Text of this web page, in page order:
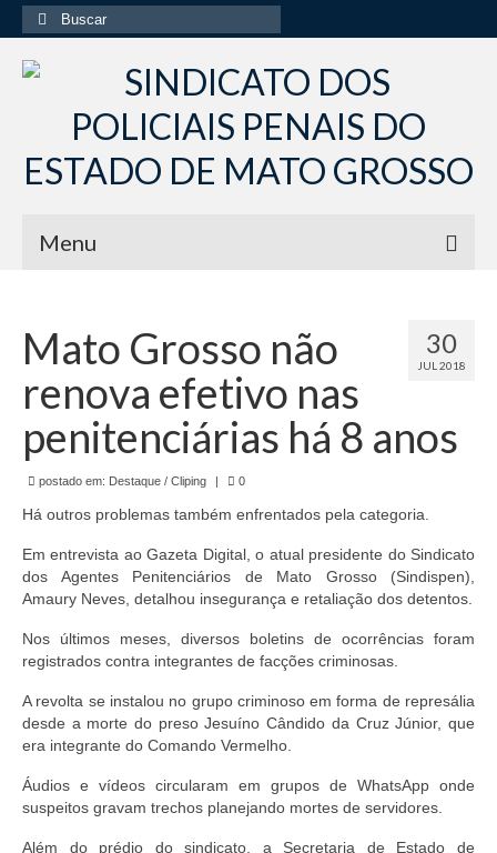
Buscar
por:
Menu
Institucional
Diretoria Sindsppen
Histórico do Sindsppen
Histórico do Sistema Penitenciário do Estado
de Mato Grosso
Formulário de Requerimento Padrão Sindsppen
Estatuto do Sindsppen
Tabela Salarial do Sistema Penitenciário
Servidores Penitenciários de Mato Grosso
Filie-se
Notícias Gerais
Artigos
30
JUL 2018
Mato Grosso não
renova efetivo nas
penitenciárias há 8 anos
postado em: Destaque / Cliping | 0
Há outros problemas também enfrentados pela categoria.
Em entrevista ao Gazeta Digital, o atual presidente do Sindicato
dos Agentes Penitenciários de Mato Grosso (Sindispen),
Amaury Neves, detalhou insegurança e retaliação dos detentos.
Nos últimos meses, diversos boletins de ocorrências foram
registrados contra integrantes de facções criminosas.
A revolta se instalou no grupo criminoso em forma de represália
desde a morte do preso Jesuíno Cândido da Cruz Júnior, que
era integrante do Comando Vermelho.
Áudios e vídeos circularam em grupos de WhatsApp onde
suspeitos gravam trechos planejando mortes de servidores.
Além do prédio do sindicato, a Secretaria de Estado de